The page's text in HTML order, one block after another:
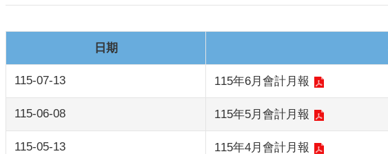
日期
115-07-13 115年6月會計月報
115-06-08 115年5月會計月報
115-05-13 115年4月會計月報